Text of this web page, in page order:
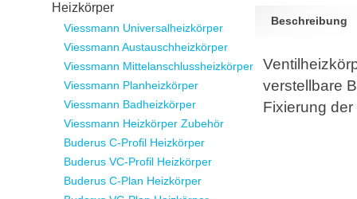
Beschreibung
verstellbare
Fixierung
Heizkörper
Viessmann Universalheizkörper
Viessmann Austauschheizkörper
Viessmann Mittelanschlussheizkörper
Viessmann Planheizkörper
Viessmann Badheizkörper
Viessmann Heizkörper Zubehör
Buderus C-Profil Heizkörper
Buderus VC-Profil Heizkörper
Buderus C-Plan Heizkörper